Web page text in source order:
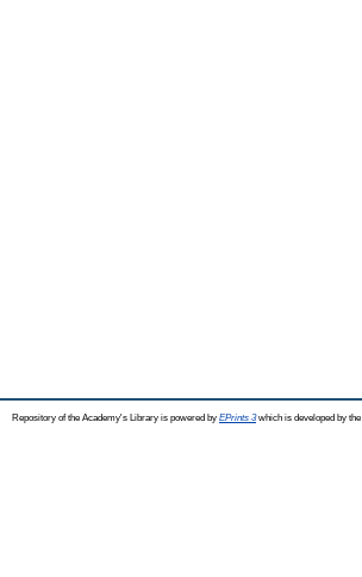
Repository of the Academy's Library is powered by EPrints 3which is developed by the